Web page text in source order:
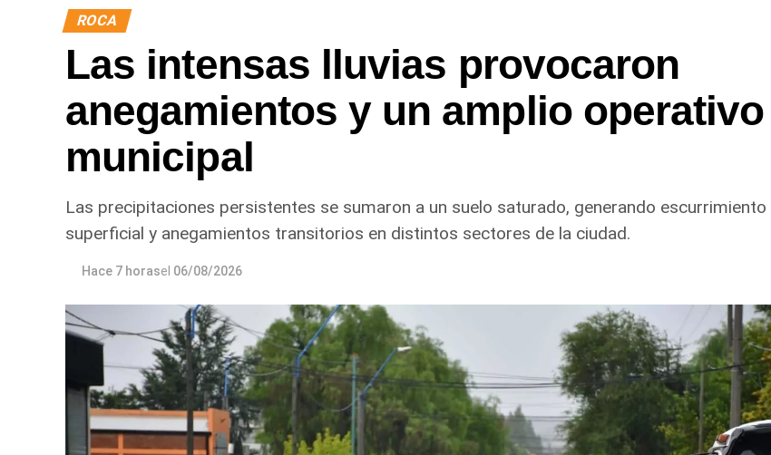
ROCA
Las intensas lluvias provocaron
anegamientos y un amplio operativo
municipal
Las precipitaciones persistentes se sumaron a un suelo saturado, generando escurrimiento
superficial y anegamientos transitorios en distintos sectores de la ciudad.
Hace 7 horasel 06/08/2026